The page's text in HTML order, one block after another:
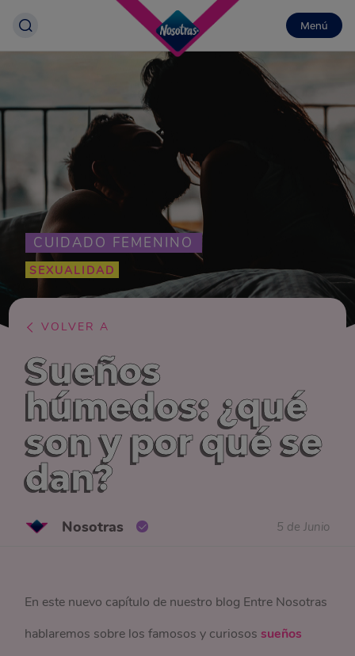
Menú
CUIDADO FEMENINO
SEXUALIDAD
VOLVER A
Sueños
húmedos: ¿qué
son y por qué se
dan?
Nosotras 5 de Junio
En este nuevo capítulo de nuestro blog Entre Nosotras
hablaremos sobre los famosos y curiosossueños